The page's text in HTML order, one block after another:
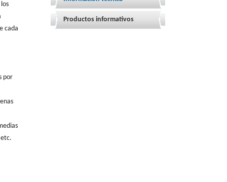
Productos informativos
cada
por